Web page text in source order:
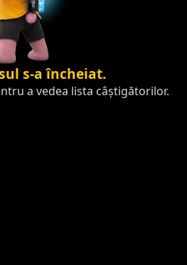
s-a încheiat.
a vedea lista câștigătorilor.